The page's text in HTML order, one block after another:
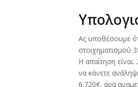
Ας υποθέσουμε
στοιχηματισμού
Η απαίτηση
να κάνετε
6.720€, άρα